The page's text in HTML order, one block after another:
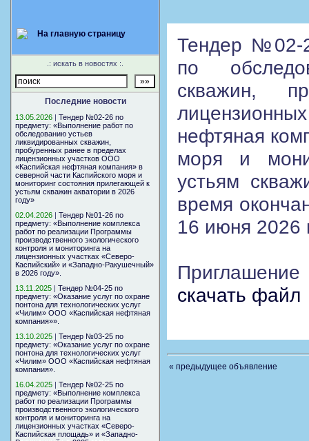
На главную страницу
.: искать в новостях :.
Последние новости
13.05.2026
Тендер №02-26 по
предмету: «Выполнение работ по
обследованию устьев
ликвидированных скважин,
пробуренных ранее в пределах
лицензионных участков ООО
«Каспийская нефтяная компания» в
северной части Каспийского моря и
мониторинг состояния прилегающей к
устьям скважин акватории в 2026
году»
02.04.2026
Тендер №01-26 по
предмету: «Выполнение комплекса
работ по реализации Программы
производственного экологического
контроля и мониторинга на
лицензионных участках «Северо-
Каспийский» и «Западно-Ракушечный»
в 2026 году».
13.11.2025
Тендер №04-25 по
предмету: «Оказание услуг по охране
понтона для технологических услуг
«Чилим» ООО «Каспийская нефтяная
компания»».
13.10.2025
Тендер №03-25 по
предмету: «Оказание услуг по охране
понтона для технологических услуг
«Чилим» ООО «Каспийская нефтяная
компания».
16.04.2025
Тендер №02-25 по
предмету: «Выполнение комплекса
работ по реализации Программы
производственного экологического
контроля и мониторинга на
лицензионных участках «Северо-
Каспийская площадь» и «Западно-
Тендер №02-
по
скважин,
нефтяная
моря и
устьям
время
16 июня 2026
Приглашение
скачать файл
« предыдущее объявление